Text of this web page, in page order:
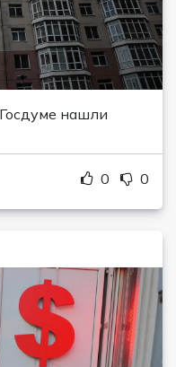
нашли
0 0